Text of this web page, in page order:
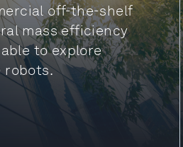
off-the-shelf
mass efficiency
to explore
robots.